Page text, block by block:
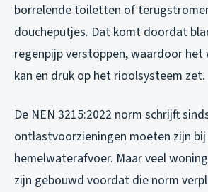
borrelende toiletten of
doucheputjes. Dat komt doordat
regenpijp verstoppen, waardoor
kan en druk op het rioolsysteem zet.
De NEN 3215:2022 norm schrijft
ontlastvoorzieningen moeten zijn bij
hemelwaterafvoer. Maar veel
zijn gebouwd voordat die norm